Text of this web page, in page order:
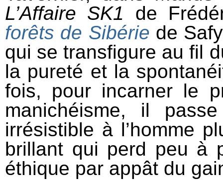
L’Affaire SK1 de
forêts de Sibérie de
qui se transfigure au fil
la pureté et la
fois, pour incarner le
manichéisme, il
irrésistible à l’homme
brillant qui perd peu à
éthique par appât du